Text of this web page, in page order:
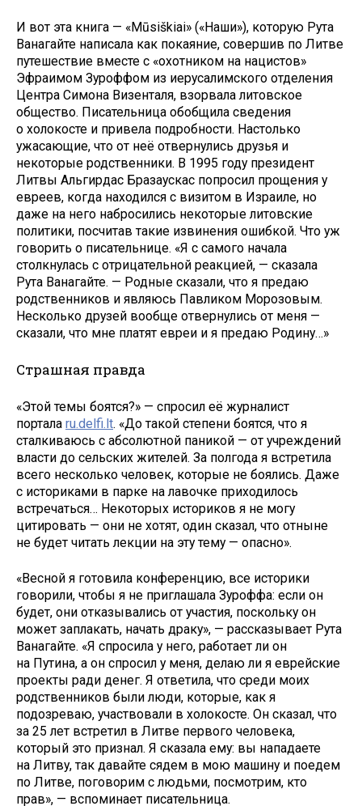
И вот эта книга — «Mūsiškiai» («Наши»), которую Рута
Ванагайте написала как покаяние, совершив по Литве
путешествие вместе с «охотником на нацистов»
Эфраимом Зуроффом из иерусалимского отделения
Центра Симона Визенталя, взорвала литовское
общество. Писательница обобщила сведения
о холокосте и привела подробности. Настолько
ужасающие, что от неё отвернулись друзья и
некоторые родственники. В 1995 году президент
Литвы Альгирдас Бразаускас попросил прощения у
евреев, когда находился с визитом в Израиле, но
даже на него набросились некоторые литовские
политики, посчитав такие извинения ошибкой. Что уж
говорить о писательнице. «Я с самого начала
столкнулась с отрицательной реакцией, — сказала
Рута Ванагайте. — Родные сказали, что я предаю
родственников и являюсь Павликом Морозовым.
Несколько друзей вообще отвернулись от меня —
сказали, что мне платят евреи и я предаю Родину…»
Страшная правда
«Этой темы боятся?» — спросил её журналист
портала ru.delfi.lt. «До такой степени боятся, что я
сталкиваюсь с абсолютной паникой — от учреждений
власти до сельских жителей. За полгода я встретила
всего несколько человек, которые не боялись. Даже
с историками в парке на лавочке приходилось
встречаться… Некоторых историков я не могу
цитировать — они не хотят, один сказал, что отныне
не будет читать лекции на эту тему — опасно».
«Весной я готовила конференцию, все историки
говорили, чтобы я не приглашала Зуроффа: если он
будет, они отказывались от участия, поскольку он
может заплакать, начать драку», — рассказывает Рута
Ванагайте. «Я спросила у него, работает ли он
на Путина, а он спросил у меня, делаю ли я еврейские
проекты ради денег. Я ответила, что среди моих
родственников были люди, которые, как я
подозреваю, участвовали в холокосте. Он сказал, что
за 25 лет встретил в Литве первого человека,
который это признал. Я сказала ему: вы нападаете
на Литву, так давайте сядем в мою машину и поедем
по Литве, поговорим с людьми, посмотрим, кто
прав», — вспоминает писательница.